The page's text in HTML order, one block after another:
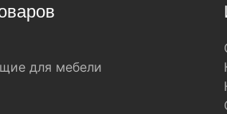
для мебели